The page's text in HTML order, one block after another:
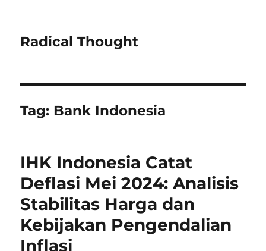
Radical Thought
Tag: Bank Indonesia
IHK Indonesia Catat
Deflasi Mei 2024: Analisis
Stabilitas Harga dan
Kebijakan Pengendalian
Inflasi